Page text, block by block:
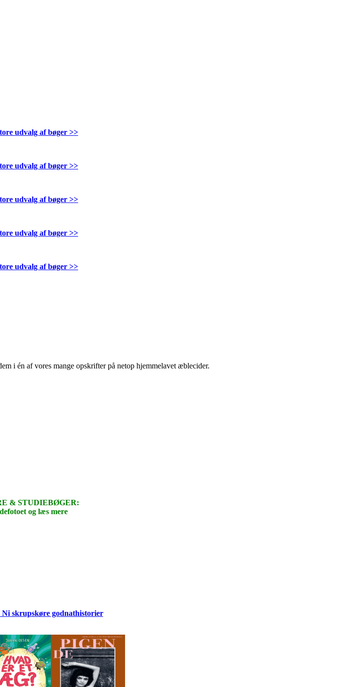
udvalg af bøger >>
udvalg af bøger >>
udvalg af bøger >>
udvalg af bøger >>
udvalg af bøger >>
i én af vores mange opskrifter på netop hjemmelavet æblecider.
& STUDIEBØGER:
og læs mere